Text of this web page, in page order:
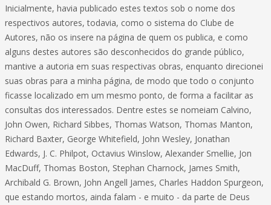
Inicialmente, havia publicado estes textos sob o nome dos
respectivos autores, todavia, como o sistema do Clube de
Autores, não os insere na página de quem os publica, e como
alguns destes autores são desconhecidos do grande público,
mantive a autoria em suas respectivas obras, enquanto direcionei
suas obras para a minha página, de modo que todo o conjunto
ficasse localizado em um mesmo ponto, de forma a facilitar as
consultas dos interessados. Dentre estes se nomeiam Calvino,
John Owen, Richard Sibbes, Thomas Watson, Thomas Manton,
Richard Baxter, George Whitefield, John Wesley, Jonathan
Edwards, J. C. Philpot, Octavius Winslow, Alexander Smellie, Jon
MacDuff, Thomas Boston, Stephan Charnock, James Smith,
Archibald G. Brown, John Angell James, Charles Haddon Spurgeon,
que estando mortos, ainda falam - e muito - da parte de Deus